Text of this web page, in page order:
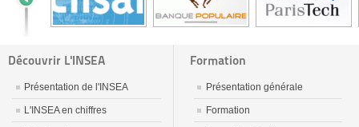
Découvrir L'INSEA
Présentation de l'INSEA
L'INSEA en chiffres
Formation
Présentation générale
Formation